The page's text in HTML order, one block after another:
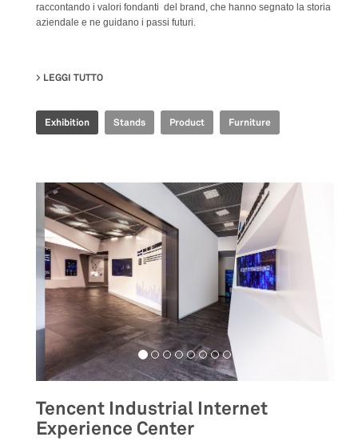
raccontando i valori fondanti del brand, che hanno segnato la storia
aziendale e ne guidano i passi futuri.
LEGGI TUTTO
Exhibition Stands Product Furniture
Tencent Industrial Internet
Experience Center